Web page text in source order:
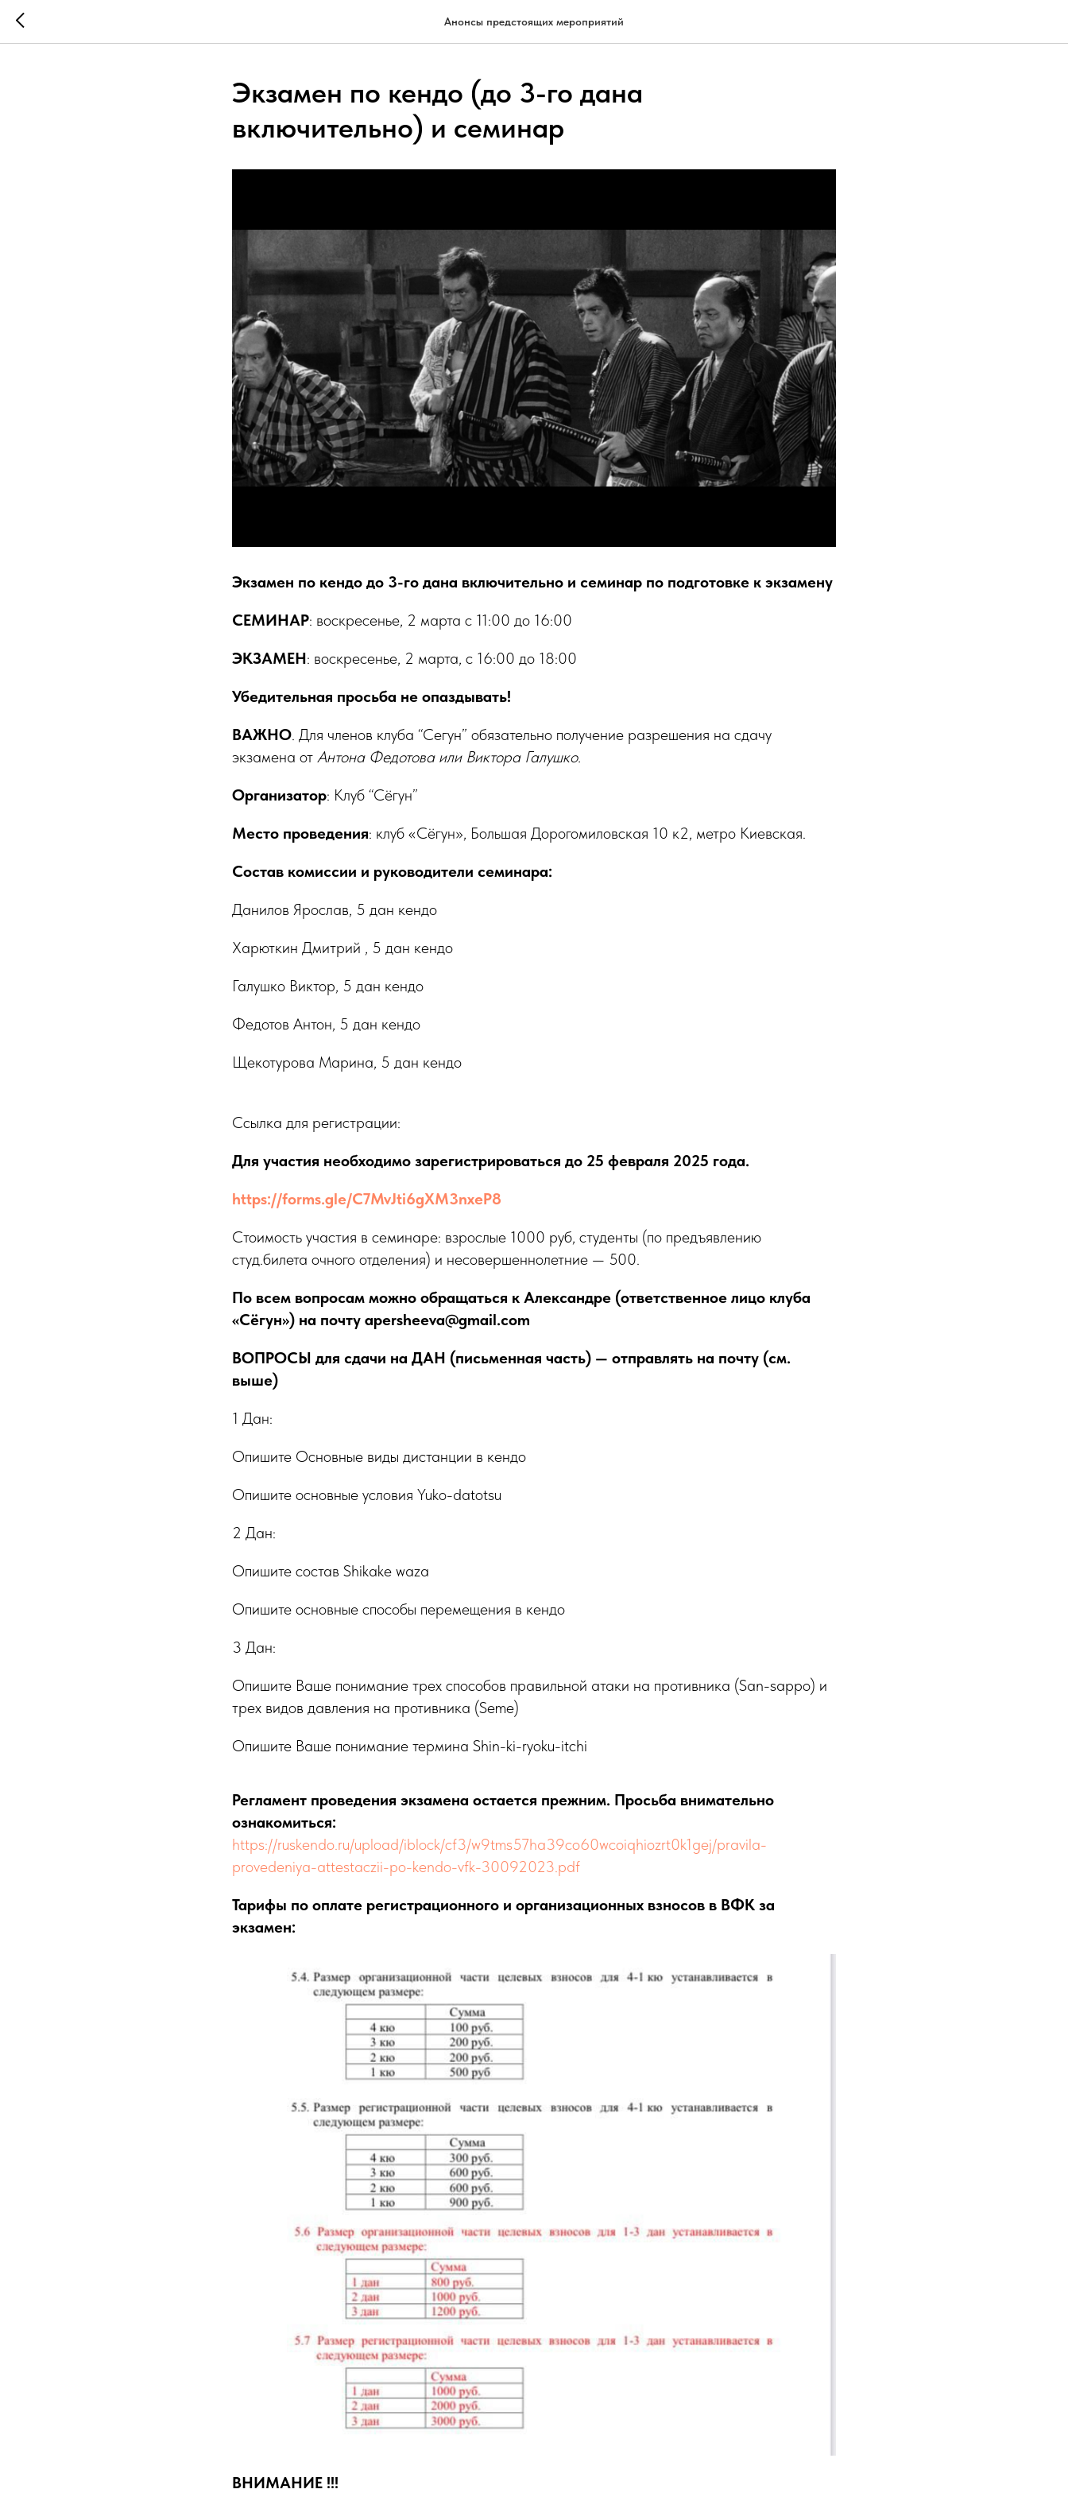
Анонсы предстоящих мероприятий
Экзамен по кендо (до 3-го дана
включительно) и семинар
Экзамен по кендо до 3-го дана включительно и семинар по подготовке к экзамену
СЕМИНАР: воскресенье, 2 марта с 11:00 до 16:00
ЭКЗАМЕН: воскресенье, 2 марта, с 16:00 до 18:00
Убедительная просьба не опаздывать!
ВАЖНО. Для членов клуба “Сегун” обязательно получение разрешения на сдачу
экзамена от Антона Федотова или Виктора Галушко.
Организатор: Клуб “Сёгун”
Место проведения: клуб «Сёгун», Большая Дорогомиловская 10 к2, метро Киевская.
Состав комиссии и руководители семинара:
Данилов Ярослав, 5 дан кендо
Харюткин Дмитрий , 5 дан кендо
Галушко Виктор, 5 дан кендо
Федотов Антон, 5 дан кендо
Щекотурова Марина, 5 дан кендо
Ссылка для регистрации:
Для участия необходимо зарегистрироваться до 25 февраля 2025 года.
https://forms.gle/C7MvJti6gXM3nxeP8
Стоимость участия в семинаре: взрослые 1000 руб, студенты (по предъявлению
студ.билета очного отделения) и несовершеннолетние — 500.
По всем вопросам можно обращаться к Александре (ответственное лицо клуба
«Сёгун») на почту apersheeva@gmail.com
ВОПРОСЫ для сдачи на ДАН (письменная часть) — отправлять на почту (см.
выше)
1 Дан:
Опишите Основные виды дистанции в кендо
Опишите основные условия Yuko-datotsu
2 Дан:
Опишите состав Shikake waza
Опишите основные способы перемещения в кендо
3 Дан:
Опишите Ваше понимание трех способов правильной атаки на противника (San-sappo) и
трех видов давления на противника (Seme)
Опишите Ваше понимание термина Shin-ki-ryoku-itchi
Регламент проведения экзамена остается прежним. Просьба внимательно
ознакомиться:
https://ruskendo.ru/upload/iblock/cf3/w9tms57ha39co60wcoiqhiozrt0k1gej/pravila-
provedeniya-attestaczii-po-kendo-vfk-30092023.pdf
Тарифы по оплате регистрационного и организационных взносов в ВФК за
экзамен:
ВНИМАНИЕ !!!